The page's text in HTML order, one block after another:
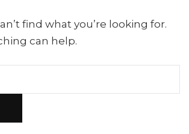
find what you’re looking for.
can help.